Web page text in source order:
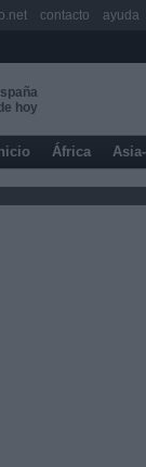
hoy
África
contacto ayuda